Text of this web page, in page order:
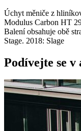
Úchyt měniče z
Modulus Carbon HT
Balení obsahuje obě
Stage. 2018: Slage
Podívejte se v